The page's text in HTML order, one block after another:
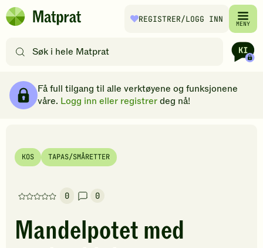
Hopp til hovedinnhold
Matprat
REGISTRER/LOGG INN MENY
etter
filtre
Få full tilgang til alle verktøyene og funksjonene
våre. Logg inn eller registrerdeg nå!
KOS TAPAS/SMÅRETTER
0
Denne
har
foreløpig
0
Mandelpotet med